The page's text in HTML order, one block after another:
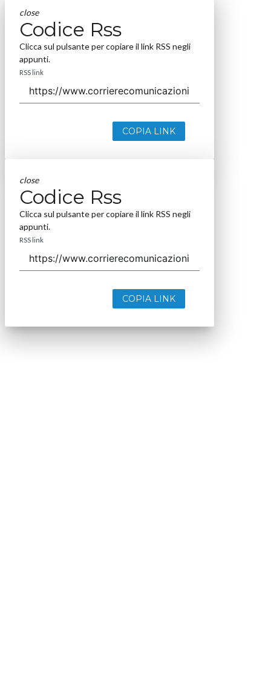
close
Codice Rss
Clicca sul pulsante per copiare il link RSS negli
appunti.
RSS link
COPIA LINK
close
Codice Rss
Clicca sul pulsante per copiare il link RSS negli
appunti.
RSS link
COPIA LINK